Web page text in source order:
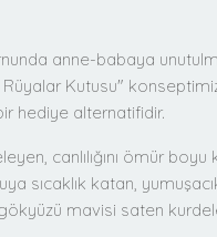
anne-babaya
Rüyalar Kutusu"
hediye alternatifidir.
canlılığını ömür
sıcaklık katan,
mavisi saten